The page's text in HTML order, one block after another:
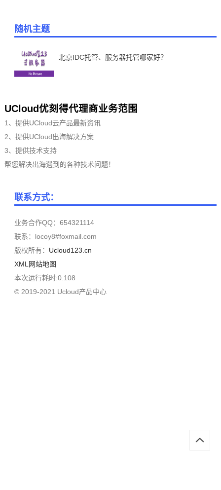
随机主题
北京IDC托管、服务器托管哪家好？
UCloud优刻得代理商业务范围
1、提供UCloud云产品最新资讯
2、提供UCloud出海解决方案
3、提供技术支持
帮您解决出海遇到的各种技术问题！
联系方式：
业务合作QQ：654321114
联系：locoy8#foxmail.com
版权所有： Ucloud123.cn
XML网站地图
本次运行耗时:0.108
© 2019-2021 Ucloud产品中心